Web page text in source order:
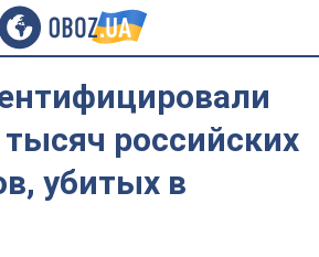
российских
убитых в